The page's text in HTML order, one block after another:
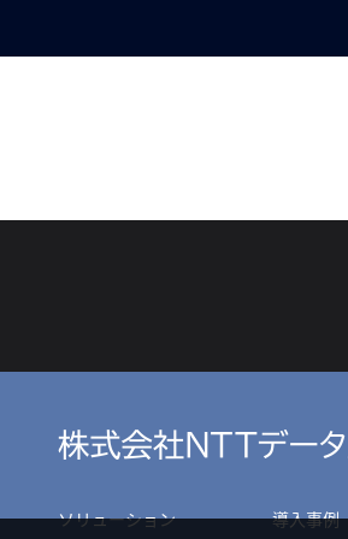
ソリューション 導入事例